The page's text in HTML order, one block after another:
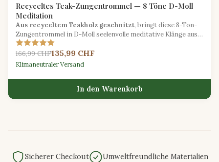
Recyceltes Teak-Zungentrommel — 8 Töne D-Moll
Meditation
Aus recyceltem Teakholz geschnitzt, bringt diese 8-Ton-
Zungentrommel in D-Moll seelenvolle meditative Klänge aus
nachhaltig gerettetem Hartholz.
166,99 CHF135,99 CHF
Klimaneutraler Versand
In den Warenkorb
Sicherer Checkout
Umweltfreundliche Materialien